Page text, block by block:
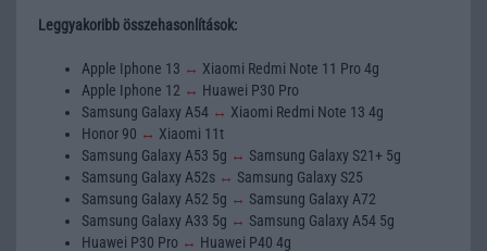
Leggyakoribb összehasonlítások:
Apple Iphone 13 ↔ Xiaomi Redmi Note 11 Pro 4g
Apple Iphone 12 ↔ Huawei P30 Pro
Samsung Galaxy A54 ↔ Xiaomi Redmi Note 13 4g
Honor 90 ↔ Xiaomi 11t
Samsung Galaxy A53 5g ↔ Samsung Galaxy S21+ 5g
Samsung Galaxy A52s ↔ Samsung Galaxy S25
Samsung Galaxy A52 5g ↔ Samsung Galaxy A72
Samsung Galaxy A33 5g ↔ Samsung Galaxy A54 5g
Huawei P30 Pro ↔ Huawei P40 4g